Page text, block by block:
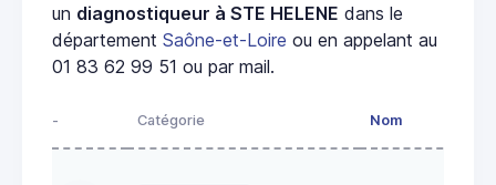
un diagnostiqueur à STE HELENE dans le
département Saône-et-Loire ou en appelant au
01 83 62 99 51 ou par mail.
- Catégorie Nom